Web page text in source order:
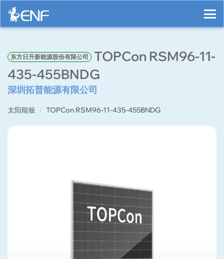
东方日升新能源股份有限公司
TOPCon RSM96-11-
435-455BNDG
深圳拓普能源有限公司
太阳能板 TOPCon RSM96-11-435-455BNDG